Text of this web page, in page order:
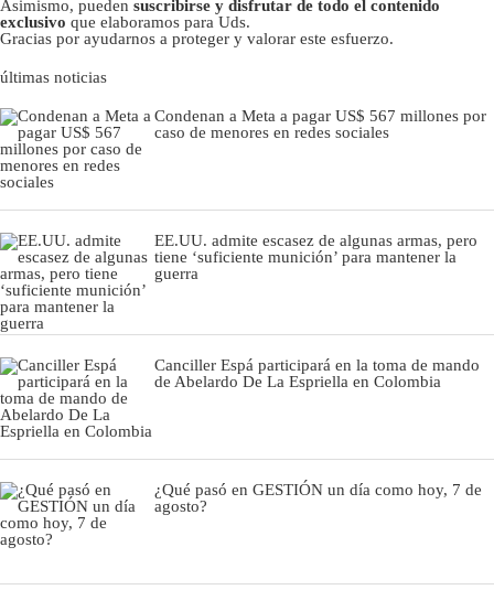
Asimismo, pueden suscribirse y disfrutar de todo el contenido
exclusivo que elaboramos para Uds.
Gracias por ayudarnos a proteger y valorar este esfuerzo.
últimas noticias
Condenan a Meta a pagar US$ 567 millones por
caso de menores en redes sociales
EE.UU. admite escasez de algunas armas, pero
tiene ‘suficiente munición’ para mantener la
guerra
Canciller Espá participará en la toma de mando
de Abelardo De La Espriella en Colombia
¿Qué pasó en GESTIÓN un día como hoy, 7 de
agosto?